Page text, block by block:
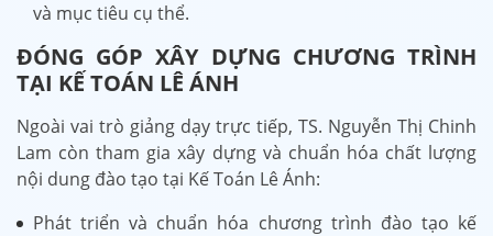
và mục tiêu cụ thể.
ĐÓNG GÓP XÂY DỰNG CHƯƠNG TRÌNH
TẠI KẾ TOÁN LÊ ÁNH
Ngoài vai trò giảng dạy trực tiếp, TS. Nguyễn Thị Chinh
Lam còn tham gia xây dựng và chuẩn hóa chất lượng
nội dung đào tạo tại Kế Toán Lê Ánh:
Phát triển và chuẩn hóa chương trình đào tạo kế